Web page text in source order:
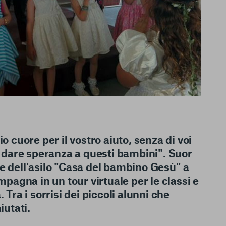
del funzionamento
Web e le app di
e sarà
salvo i Cookie
È importante tenere
sulla
scelte”, la
selezionata
i cookie. Per
cuore per il vostro aiuto, senza di voi
speranza a questi bambini". Suor
dell'asilo "Casa del bambino Gesù" a
in un tour virtuale per le classi e
Tra i sorrisi dei piccoli alunni che